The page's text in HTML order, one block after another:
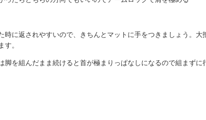
時に返されやすいので、きちんとマットに手をつきましょう。大
す。
脚を組んだまま続けると首が極まりっぱなしになるので組まずに